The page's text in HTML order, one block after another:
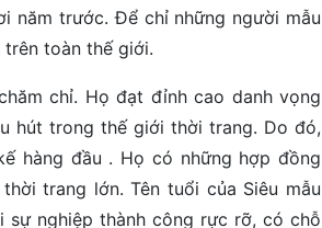
năm trước. Để chỉ những người mẫu
toàn thế giới.
chỉ. Họ đạt đỉnh cao danh vọng
hút trong thế giới thời trang. Do đó,
hàng đầu . Họ có những hợp đồng
trang lớn. Tên tuổi của Siêu mẫu
sự nghiệp thành công rực rỡ, có chỗ